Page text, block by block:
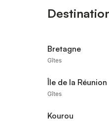
Bretagne
Gîtes
Île de la Réunion
Gîtes
Kourou